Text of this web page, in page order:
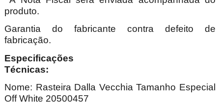
produto.
Garantia do fabricante contra defeito de
fabricação.
Especificações
Nome: Rasteira Dalla Vecchia Tamanho Especial
Off White 20500457